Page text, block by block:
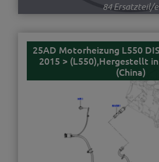
84 Ersatzteil/e
25AD Motorheizung L550
2015 > (L550),Hergestellt
(China)